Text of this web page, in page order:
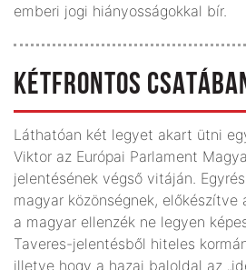
emberi jogi hiányosságokkal bír.
KÉTFRONTOS
Láthatóan két legyet akart ütni
Viktor az Európai Parlament
jelentésének végső vitáján.
magyar közönségnek, előkészítve
a magyar ellenzék ne legyen
Taveres-jelentésből hiteles
illetve hogy a hazai baloldal az